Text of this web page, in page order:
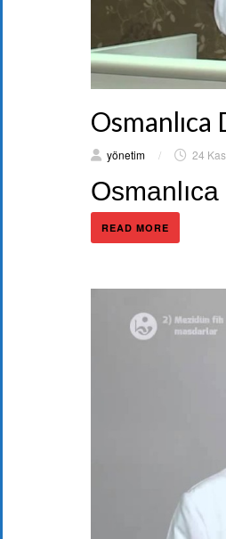
Osmanlıca
yönetim / 24
READ MORE